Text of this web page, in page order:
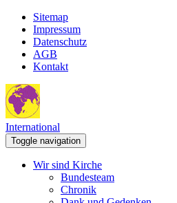
Sitemap
Impressum
Datenschutz
AGB
Kontakt
International
Toggle navigation
Wir sind Kirche
Bundesteam
Chronik